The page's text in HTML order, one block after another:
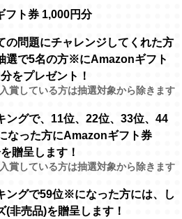
フト券 1,000円分
の問題にチャレンジしてくれた方
選で5名の方※にAmazonギフト
をプレゼント！
賞している方は抽選対象から除きます
ングで、11位、22位、33位、44
なった方にAmazonギフト券
贈呈します！
賞している方は抽選対象から除きます
ングで59位※になった方には、し
(非売品)を贈呈します！